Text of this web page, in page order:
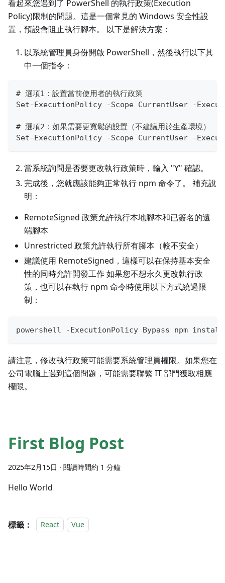
看起來您遇到了 PowerShell 的執行政策(Execution
Policy)限制的問題。這是一個常見的 Windows 安全性設
置，預設會阻止執行腳本。 以下是解決方案：
以系統管理員身份開啟 PowerShell，然後執行以下其
中一個指令：
# 選項1：設置當前使用者的執行政策
Set-ExecutionPolicy -Scope CurrentUser -
# 選項2：如果需要更寬鬆的設置（不建議用於生產環境）
Set-ExecutionPolicy -Scope CurrentUser -
當系統詢問是否要更改執行政策時，輸入 "Y" 確認。
完成後，您就應該能夠正常執行 npm 命令了。 補充說
明：
RemoteSigned 政策允許執行本地腳本和已簽名的遠
端腳本
Unrestricted 政策允許執行所有腳本（較不安全）
建議使用 RemoteSigned，這樣可以在保持基本安全
性的同時允許開發工作 如果您不想永久更改執行政
策，也可以在執行 npm 命令時使用以下方式繞過限
制：
powershell -ExecutionPolicy Bypass npm install
請注意，修改執行政策可能需要系統管理員權限。如果您在
公司電腦上遇到這個問題，可能需要聯繫 IT 部門獲取相應
權限。
First Blog Post
2025年2月15日 · 閱讀時間約 1 分鐘
Hello World
標籤： React Vue